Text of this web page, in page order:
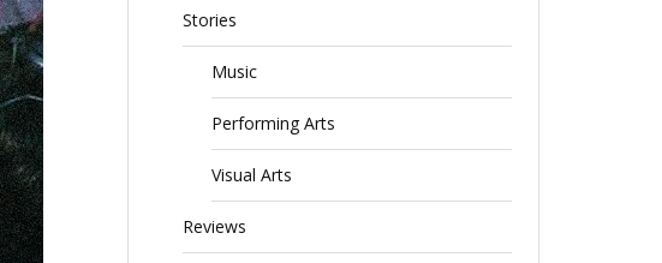
Stories
Music
Performing Arts
Visual Arts
Reviews